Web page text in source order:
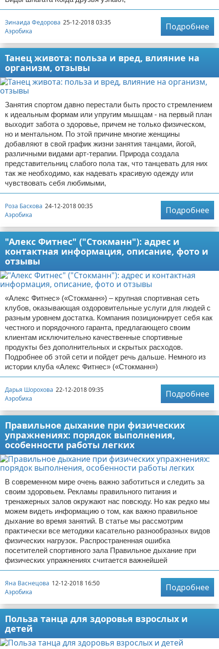
Зинаида Федорова 25-12-2018 03:35
Аэробика
Подробнее
Танец живота: польза и вред, влияние на
организм, отзывы
Занятия спортом давно перестали быть просто стремлением
к идеальным формам или упругим мышцам - на первый план
выходит забота о здоровье, причем не только физическом,
но и ментальном. По этой причине многие женщины
добавляют в свой график жизни занятия танцами, йогой,
различными видами арт-терапии. Природа создала
представительниц слабого пола так, что танцевать для них
так же необходимо, как надевать красивую одежду или
чувствовать себя любимыми,
Роза Баскова 24-12-2018 00:35
Аэробика
Подробнее
"Алекс Фитнес" ("Стокманн"): адрес и
контактная информация, описание, фото и
отзывы
«Алекс Фитнес» («Стокманн») – крупная спортивная сеть
клубов, оказывающая оздоровительные услуги для людей с
разным уровнем достатка. Компания позиционирует себя как
честного и порядочного гаранта, предлагающего своим
клиентам исключительно качественные спортивные
продукты без дополнительных и скрытых расходов.
Подробнее об этой сети и пойдет речь дальше. Немного из
истории клуба «Алекс Фитнес» («Стокманн»)
Дарья Шорохова 22-12-2018 09:35
Аэробика
Подробнее
Правильное дыхание при физических
упражнениях: порядок выполнения,
особенности работы легких
В современном мире очень важно заботиться и следить за
своим здоровьем. Рекламы правильного питания и
тренажерных залов окружают нас повсюду. Но как редко мы
можем видеть информацию о том, как важно правильное
дыхание во время занятий. В статье мы рассмотрим
практически все методики касательно разнообразных видов
физических нагрузок. Распространенная ошибка
посетителей спортивного зала Правильное дыхание при
физических упражнениях считается важнейшей
Яна Васнецова 12-12-2018 16:50
Аэробика
Подробнее
Польза танца для здоровья взрослых и
детей